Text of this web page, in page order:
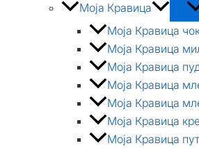
Моја Кравица
Моја Кравица
Моја Кравица
Моја Кравица
Моја Кравица
Моја Кравица
Моја Кравица
Моја Кравица